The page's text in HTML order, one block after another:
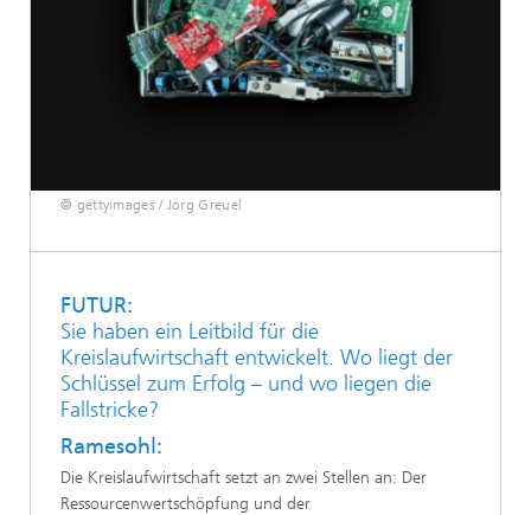
© gettyimages / Jorg Greuel
FUTUR:
Sie haben ein Leitbild für die
Kreislaufwirtschaft entwickelt. Wo liegt der
Schlüssel zum Erfolg – und wo liegen die
Fallstricke?
Ramesohl:
Die Kreislaufwirtschaft setzt an zwei Stellen an: Der
Ressourcenwertschöpfung und der